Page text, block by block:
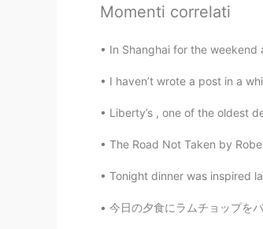
寒い朝に外 お茶
寒い朝に外で お茶
寒い朝に外 にお茶を
寒い朝に外 で お茶を
Momenti correlati
In Shanghai for the
I haven’t wrote a post in a
Liberty’s , one of the oldest
The Road Not Taken by
Tonight dinner was inspired
今日の夕食にラムチョップをバーベキュ